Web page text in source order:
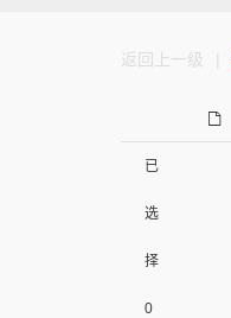
返回上一级
已
选
择
0